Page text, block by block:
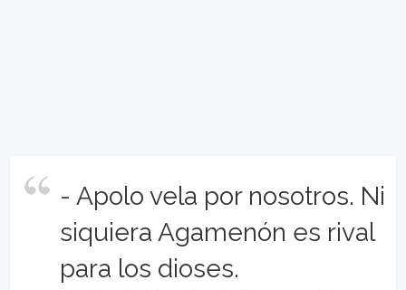
- Apolo vela por nosotros. Ni
siquiera Agamenón es rival
para los dioses.